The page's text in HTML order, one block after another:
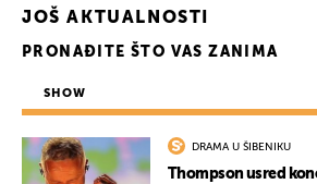
JOŠ AKTUALNOSTI
PRONAĐITE ŠTO VAS ZANIMA
SHOW
DRAMA U ŠIBENIKU
Thompson usred